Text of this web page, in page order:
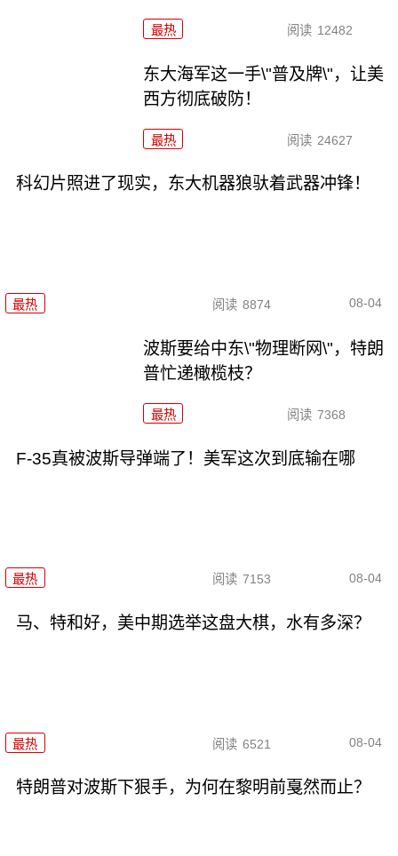
最热 阅读 12482
东大海军这一手\"普及牌\"，让美
西方彻底破防！
最热 阅读 24627
科幻片照进了现实，东大机器狼驮着武器冲锋！
最热 阅读 8874 08-04
波斯要给中东\"物理断网\"，特朗
普忙递橄榄枝？
最热 阅读 7368
F-35真被波斯导弹端了！美军这次到底输在哪
最热 阅读 7153 08-04
马、特和好，美中期选举这盘大棋，水有多深？
最热 阅读 6521 08-04
特朗普对波斯下狠手，为何在黎明前戛然而止？